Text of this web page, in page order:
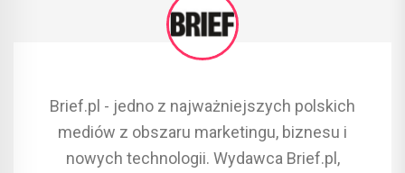
Brief.pl - jedno z najważniejszych polskich
mediów z obszaru marketingu, biznesu i
nowych technologii. Wydawca Brief.pl,